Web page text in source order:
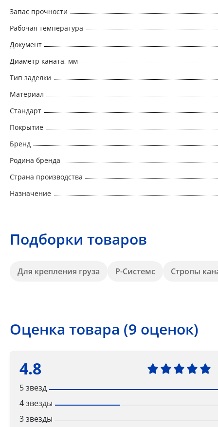
Запас прочности
Рабочая температура
Документ
Диаметр каната, мм
Тип заделки
Материал
Стандарт
Покрытие
Бренд
Родина бренда
Страна производства
Назначение
Подборки товаров
Для крепления груза Р-Системс Стропы
Оценка товара (9 оценок)
4.8
5 звезд
4 звезды
3 звезды